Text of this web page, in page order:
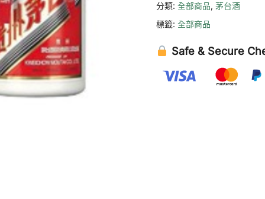
量
分類: 全部商品, 茅台酒
標籤: 全部商品
Safe & Secure